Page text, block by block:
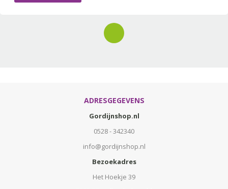
ADRESGEGEVENS
Gordijnshop.nl
0528 - 342340
info@gordijnshop.nl
Bezoekadres
Het Hoekje 39